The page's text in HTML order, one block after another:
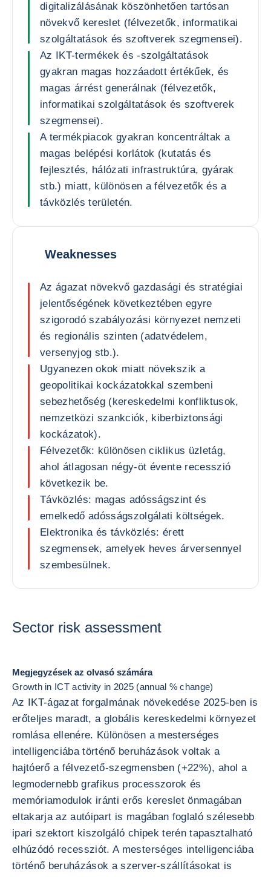
digitalizálásának köszönhetően tartósan
növekvő kereslet (félvezetők, informatikai
szolgáltatások és szoftverek szegmensei).
Az IKT-termékek és -szolgáltatások
gyakran magas hozzáadott értékűek, és
magas árrést generálnak (félvezetők,
informatikai szolgáltatások és szoftverek
szegmensei).
A termékpiacok gyakran koncentráltak a
magas belépési korlátok (kutatás és
fejlesztés, hálózati infrastruktúra, gyárak
stb.) miatt, különösen a félvezetők és a
távközlés területén.
Weaknesses
Az ágazat növekvő gazdasági és stratégiai
jelentőségének következtében egyre
szigorodó szabályozási környezet nemzeti
és regionális szinten (adatvédelem,
versenyjog stb.).
Ugyanezen okok miatt növekszik a
geopolitikai kockázatokkal szembeni
sebezhetőség (kereskedelmi konfliktusok,
nemzetközi szankciók, kiberbiztonsági
kockázatok).
Félvezetők: különösen ciklikus üzletág,
ahol átlagosan négy-öt évente recesszió
következik be.
Távközlés: magas adósságszint és
emelkedő adósságszolgálati költségek.
Elektronika és távközlés: érett
szegmensek, amelyek heves árversennyel
szembesülnek.
Sector risk assessment
Megjegyzések az olvasó számára
Growth in ICT activity in 2025 (annual % change)
Az IKT-ágazat forgalmának növekedése 2025-ben is
erőteljes maradt, a globális kereskedelmi környezet
romlása ellenére. Különösen a mesterséges
intelligenciába történő beruházások voltak a
hajtóerő a félvezető-szegmensben (+22%), ahol a
legmodernebb grafikus processzorok és
memóriamodulok iránti erős kereslet önmagában
eltakarja az autóipart is magában foglaló szélesebb
ipari szektort kiszolgáló chipek terén tapasztalható
elhúzódó recessziót. A mesterséges intelligenciába
történő beruházások a szerver-szállításokat is